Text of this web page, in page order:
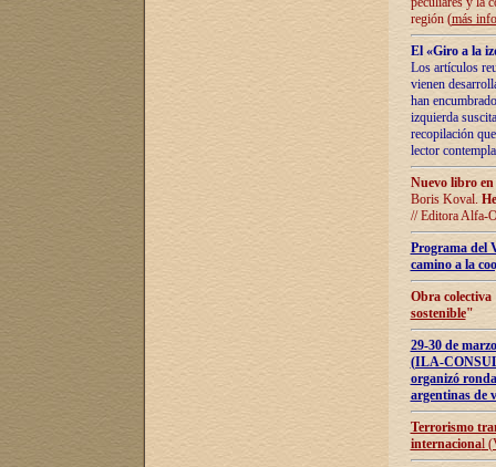
región (más
El «Giro a la
Los artículos
vienen
han
izquierda
recopilación
lector
Nuevo libro
Boris Koval.
// Editora Alfa-
Programa del
camino a la
Obra
sostenible"
29-30 de
(ILA-
organizó
argentinas de
Terrorismo
internacional